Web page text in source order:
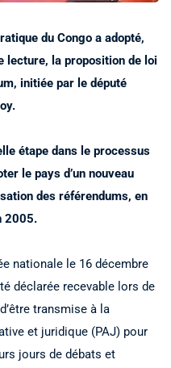
du Congo a adopté,
lecture, la proposition de loi
initiée par le député
étape dans le processus
le pays d’un nouveau
des référendums, en
2005.
nationale le 16 décembre
déclarée recevable lors de
transmise à la
et juridique (PAJ) pour
jours de débats et